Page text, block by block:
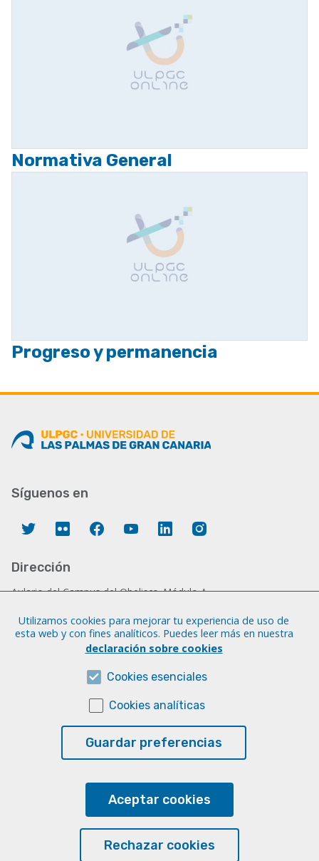
Normativa General
Progreso y permanencia
Síguenos en
Twitter Flickr FacebookYouTube LinkedIn
Dirección
Aulario del Campus del Obelisco. Módulo A
C.P. 35004 Las Palmas de Gran Canaria
stele@ulpgc.es
Sobre esta web
Utilizamos cookies para mejorar tu experiencia de uso de
esta web y con fines analíticos. Puedes leer más en nuestra
declaración sobre cookies
Cookies esenciales
Cookies analíticas
Guardar preferencias
Aceptar cookies
Rechazar cookies